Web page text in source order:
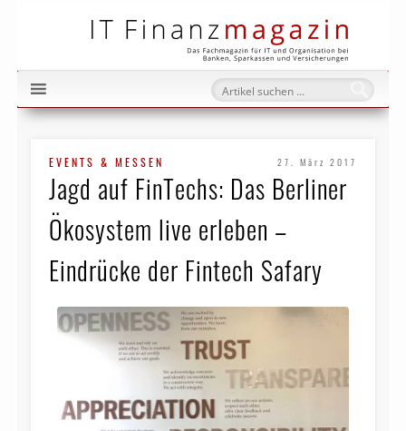
EVENTS & MESSEN 27. März 2017
Jagd auf FinTechs: Das Berliner
Ökosystem live erleben –
Eindrücke der Fintech Safary